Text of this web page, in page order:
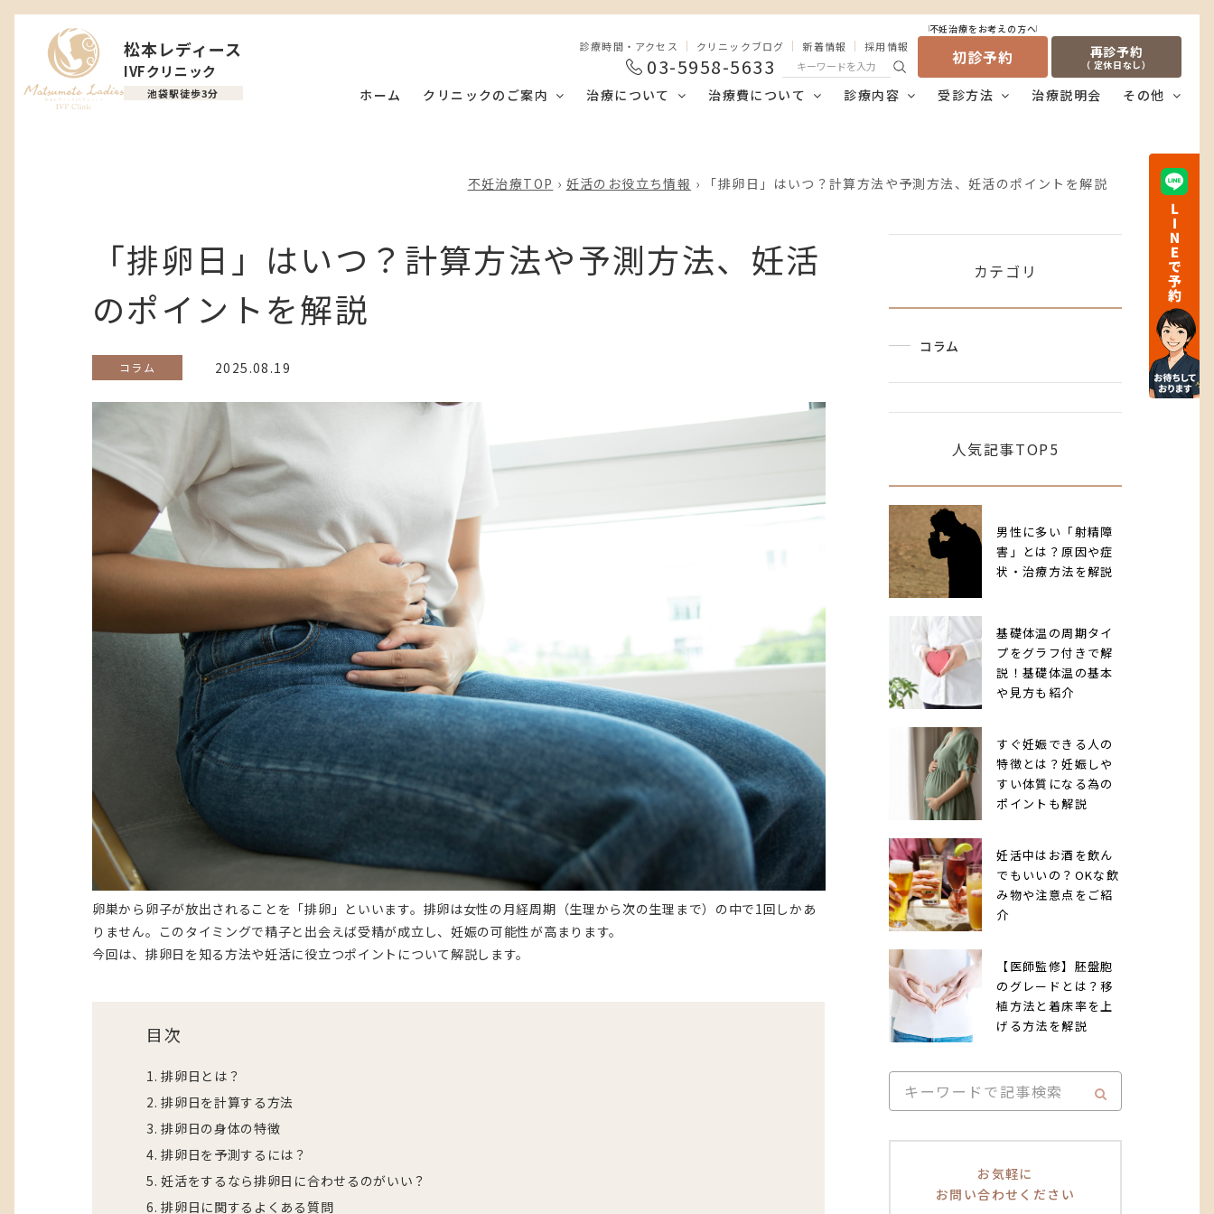
松本レディース
IVFクリニック
池袋駅徒歩3分
診療時間・アクセス クリニックブログ 新着情報 採用情報
03-5958-5633
不妊治療をお考えの方へ
初診予約 再診予約
（ 定休日なし）
ホーム クリニックのご案内 治療について 治療費について 診療内容 受診方法 治療説明会 その他
不妊治療TOP › 妊活のお役立ち情報 › 「排卵日」はいつ？計算方法や予測方法、妊活のポイントを解説
「排卵日」はいつ？計算方法や予測方法、妊活
のポイントを解説
コラム 2025.08.19
卵巣から卵子が放出されることを「排卵」といいます。排卵は女性の月経周期（生理から次の生理まで）の中で1回しかあ
りません。このタイミングで精子と出会えば受精が成立し、妊娠の可能性が高まります。
今回は、排卵日を知る方法や妊活に役立つポイントについて解説します。
目次
1 排卵日とは？
2 排卵日を計算する方法
3 排卵日の身体の特徴
4 排卵日を予測するには？
5 妊活をするなら排卵日に合わせるのがいい？
6 排卵日に関するよくある質問
カテゴリ
コラム
人気記事TOP5
男性に多い「射精障
害」とは？原因や症
状・治療方法を解説
基礎体温の周期タイ
プをグラフ付きで解
説！基礎体温の基本
や見方も紹介
すぐ妊娠できる人の
特徴とは？妊娠しや
すい体質になる為の
ポイントも解説
妊活中はお酒を飲ん
でもいいの？OKな飲
み物や注意点をご紹
介
【医師監修】胚盤胞
のグレードとは？移
植方法と着床率を上
げる方法を解説
お気軽に
お問い合わせください